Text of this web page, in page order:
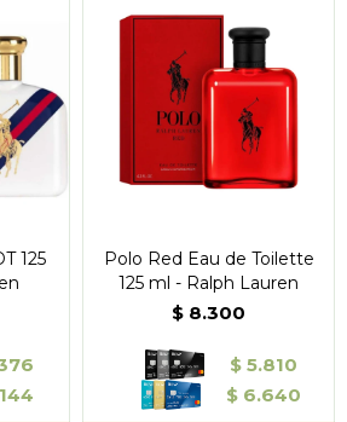
125
Polo Red Eau de Toilette
125 ml - Ralph Lauren
$ 8.300
$ 5.810
$ 6.640